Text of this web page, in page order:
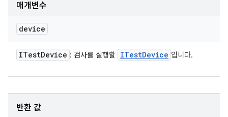
매개변수
device
ITestDevice : 검사를 실행할 ITestDevice 입니다.
반환 값